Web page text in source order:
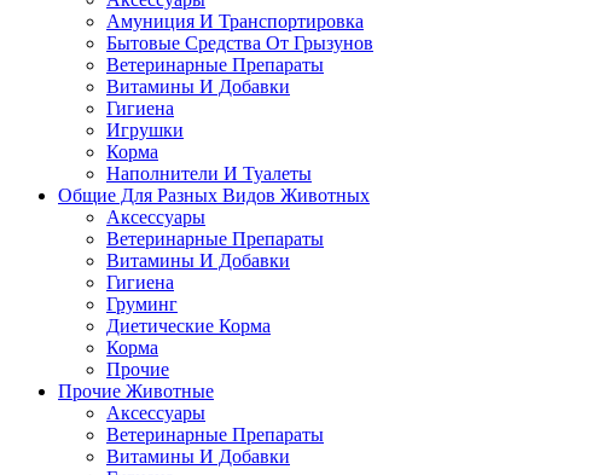
Амуниция И Транспортировка
Бытовые Средства От Грызунов
Ветеринарные Препараты
Витамины И Добавки
Гигиена
Игрушки
Корма
Наполнители И Туалеты
Общие Для Разных Видов Животных
Аксессуары
Ветеринарные Препараты
Витамины И Добавки
Гигиена
Груминг
Диетические Корма
Корма
Прочие
Прочие Животные
Аксессуары
Ветеринарные Препараты
Витамины И Добавки